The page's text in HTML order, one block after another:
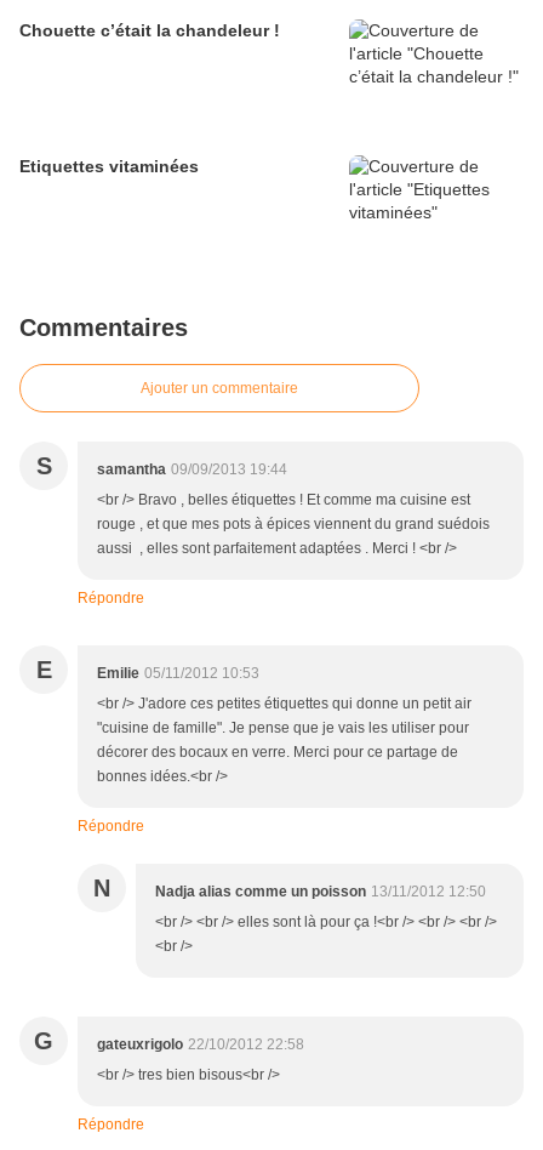
Chouette c’était la chandeleur !
Etiquettes vitaminées
Commentaires
Ajouter un commentaire
S samantha 09/09/2013 19:44
<br /> Bravo , belles étiquettes ! Et comme ma cuisine est
rouge , et que mes pots à épices viennent du grand suédois
aussi , elles sont parfaitement adaptées . Merci ! <br />
Répondre
E Emilie 05/11/2012 10:53
<br /> J'adore ces petites étiquettes qui donne un petit air
"cuisine de famille". Je pense que je vais les utiliser pour
décorer des bocaux en verre. Merci pour ce partage de
bonnes idées.<br />
Répondre
N Nadja alias comme un poisson 13/11/2012 12:50
<br /> <br /> elles sont là pour ça !<br /> <br /> <br />
<br />
G gateuxrigolo 22/10/2012 22:58
<br /> tres bien bisous<br />
Répondre